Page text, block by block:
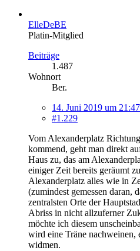
ElleDeBE
Platin-Mitglied
Beiträge
1.487
Wohnort
Ber.
14. Juni 2019 um 21:47
#1.229
Vom Alexanderplatz
kommend, geht man direkt
Haus zu, das am
einiger Zeit bereits geräumt
Alexanderplatz alles wie in
(zumindest gemessen daran,
zentralsten Orte der
Abriss in nicht allzuferner
möchte ich diesem
wird eine Träne nachweinen,
widmen.